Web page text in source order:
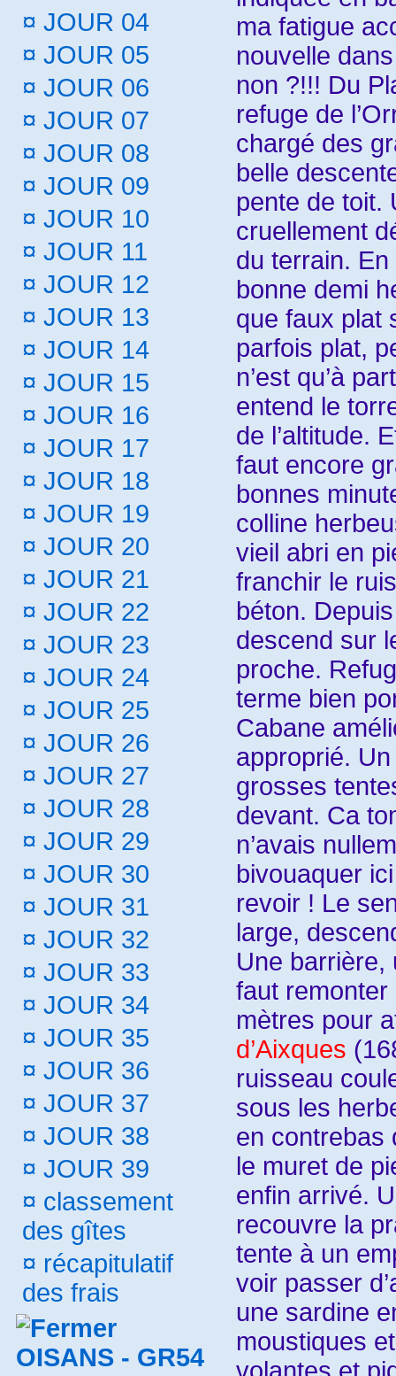
¤ JOUR 04
¤ JOUR 05
¤ JOUR 06
¤ JOUR 07
¤ JOUR 08
¤ JOUR 09
¤ JOUR 10
¤ JOUR 11
¤ JOUR 12
¤ JOUR 13
¤ JOUR 14
¤ JOUR 15
¤ JOUR 16
¤ JOUR 17
¤ JOUR 18
¤ JOUR 19
¤ JOUR 20
¤ JOUR 21
¤ JOUR 22
¤ JOUR 23
¤ JOUR 24
¤ JOUR 25
¤ JOUR 26
¤ JOUR 27
¤ JOUR 28
¤ JOUR 29
¤ JOUR 30
¤ JOUR 31
¤ JOUR 32
¤ JOUR 33
¤ JOUR 34
¤ JOUR 35
¤ JOUR 36
¤ JOUR 37
¤ JOUR 38
¤ JOUR 39
¤ classement
des gîtes
¤ récapitulatif
des frais
OISANS - GR54
ma fatigue
nouvelle
non ?!!! Du
refuge de
chargé des
belle
pente de toit.
cruellement
du terrain.
bonne demi
que faux plat
parfois plat,
n’est qu’à
entend le
de l’altitude.
faut encore
bonnes
colline
vieil abri en
franchir le
béton.
descend sur
proche.
terme bien
Cabane
approprié.
grosses
devant. Ca
n’avais
bivouaquer
revoir ! Le
large,
Une barrière,
faut
mètres pour
d’Aixques
ruisseau
sous les
en contrebas
le muret de
enfin arrivé.
recouvre la
tente à un
voir passer
une sardine
moustiques